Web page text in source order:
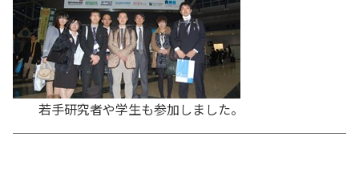
若手研究者や学生も参加しました。